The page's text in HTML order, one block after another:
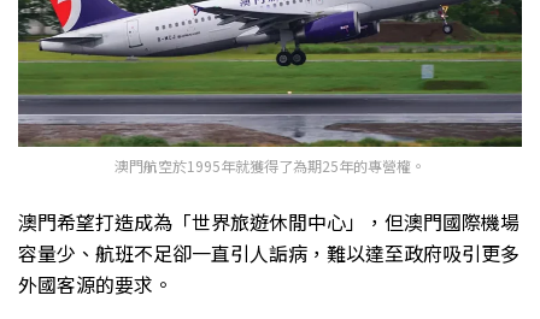
澳門航空於1995年就獲得了為期25年的專營權。
澳門希望打造成為「世界旅遊休閒中心」，但澳門國際機場
容量少、航班不足卻一直引人詬病，難以達至政府吸引更多
外國客源的要求。